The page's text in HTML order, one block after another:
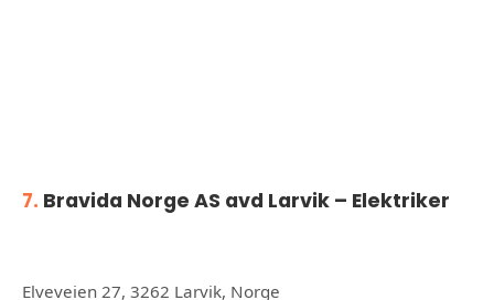
7. Bravida Norge AS avd Larvik – Elektriker
Elveveien 27, 3262 Larvik, Norge